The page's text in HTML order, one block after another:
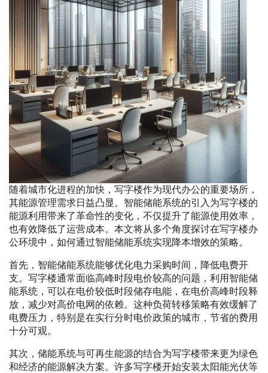
随着城市化进程的加快，写字楼作为现代办公的重要场所，
其能源管理需求日益凸显。智能储能系统的引入为写字楼的
能源利用带来了革命性的变化，不仅提升了能源使用效率，
也有效降低了运营成本。本文将从多个角度探讨在写字楼办
公环境中，如何通过智能储能系统实现降本增效的策略。
首先，智能储能系统能够优化电力采购时间，降低电费开
支。写字楼通常面临高峰时段电价较高的问题，利用智能储
能系统，可以在电价较低时段储存电能，在电价高峰时段释
放，减少对高价电网的依赖。这种负荷转移策略有效缓解了
电费压力，特别是在实行分时电价政策的城市，节省的费用
十分可观。
其次，储能系统与可再生能源的结合为写字楼带来更为绿色
和经济的能源解决方案。许多写字楼开始安装太阳能光伏等